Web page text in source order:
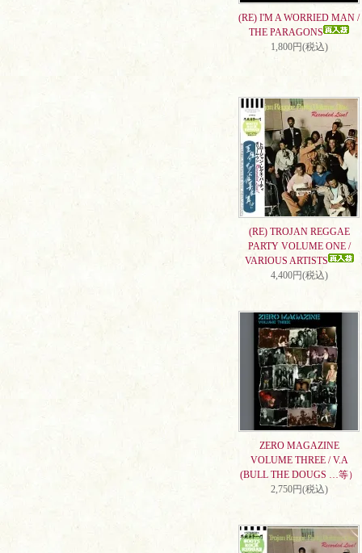
(RE) I'M A WORRIED MAN /
THE PARAGONS
1,800円(税込)
(RE) TROJAN REGGAE
PARTY VOLUME ONE /
VARIOUS ARTISTS
4,400円(税込)
ZERO MAGAZINE
VOLUME THREE / V.A
(BULL THE DOUGS …等）
2,750円(税込)